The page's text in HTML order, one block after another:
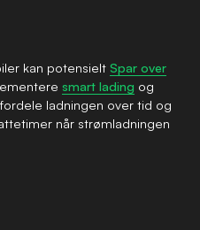
kan potensieltSpar over
smart lading og
ladningen over tid og
når strømladningen